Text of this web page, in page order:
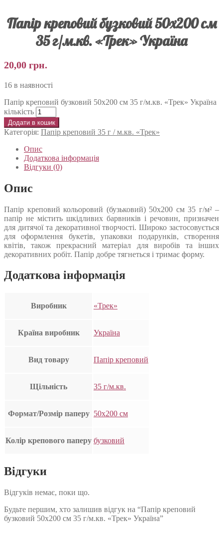
Папір креповий бузковий 50х200 см
35 г/м.кв. «Трек» Україна
20,00 грн.
16 в наявності
Папір креповий бузковий 50х200 см 35 г/м.кв. «Трек» Україна
кількість
Додати в кошик
Категорія: Папір креповий 35 г / м.кв. «Трек»
Опис
Додаткова інформація
Відгуки (0)
Опис
Папір креповий кольоровий (бузьковий) 50х200 см 35 г/м² –
папір не містить шкідливих барвників і речовин, призначен
для дитячої та декоративної творчості. Широко застосовується
для оформлення букетів, упаковки подарунків, створення
квітів, також прекрасний матеріал для виробів та інших
декоративних робіт. Папір добре тягнеться і тримає форму.
Додаткова інформація
Виробник «Трек»
Країна виробник Україна
Вид товару Папір креповий
Щільність 35 г/м.кв.
Формат/Розмір паперу 50х200 см
Колір крепового паперу бузковий
Відгуки
Відгуків немає, поки що.
Будьте першим, хто залишив відгук на “Папір креповий
бузковий 50х200 см 35 г/м.кв. «Трек» Україна”